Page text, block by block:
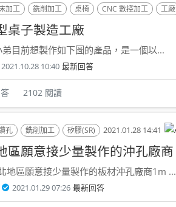
加工 銑削加工 桌椅 CNC 數控加工 工廠
桌子製造工廠
目前想製作如下圖的產品，是一個以...
2021.10.28 10:40 最新回答
2102 閱讀
孔 銑削加工 矽膠(SR) 2021.01.28 14:41
區願意接少量製作的沖孔廠商
地區願意接少量製作的板材沖孔廠商1m ...
2021.01.29 07:26 最新回答